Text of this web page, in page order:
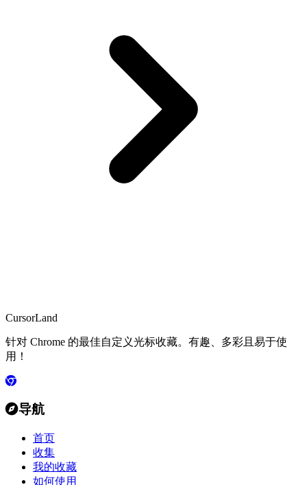
CursorLand
针对 Chrome 的最佳自定义光标收藏。有趣、多彩且易于使
用！
导航
首页
收集
我的收藏
如何使用